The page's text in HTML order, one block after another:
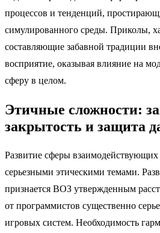
процессов и тенденций,
симулированного среды. Приколы,
составляющие забавной традиции
восприятие, оказывая влияние на
сферу в целом.
Этичные сложности:
закрытость и защита
Развитие сферы взаимодействующих
серьезными этическими темами.
признается ВОЗ утвержденным
от программистов существенно
игровых систем. Необходимость